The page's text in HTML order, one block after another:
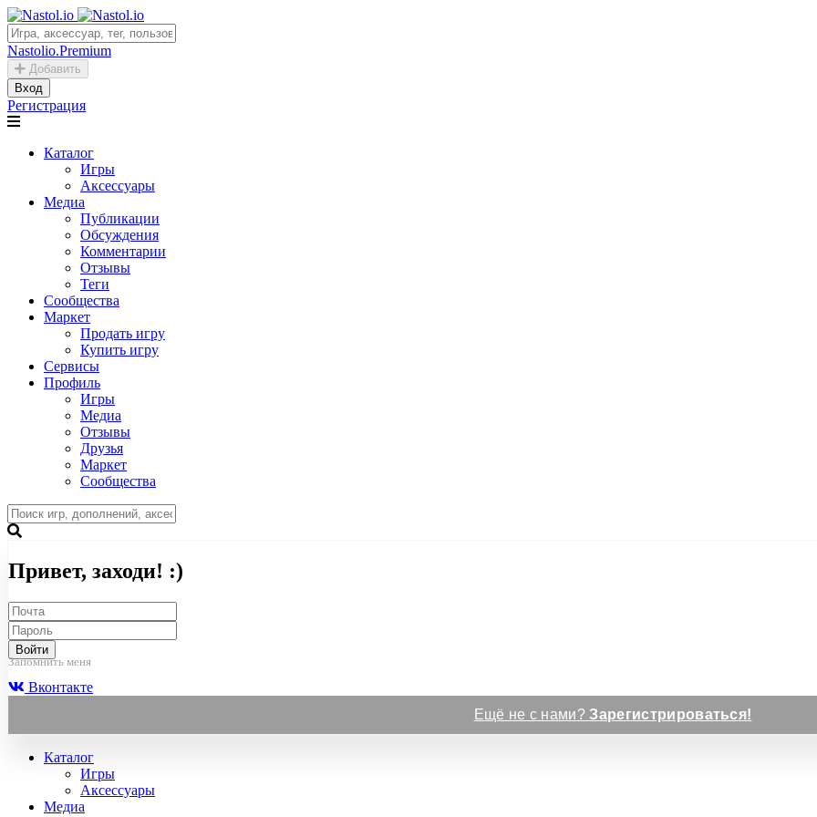
Nastolio.Premium
Добавить
Вход
Регистрация
Каталог
Игры
Аксессуары
Медиа
Публикации
Обсуждения
Комментарии
Отзывы
Теги
Сообщества
Маркет
Продать игру
Купить игру
Сервисы
Профиль
Игры
Медиа
Отзывы
Друзья
Маркет
Сообщества
Привет, заходи! :)
Войти
Запомнить меня
Вконтакте
Ещё не с нами?Зарегистрироваться!
Каталог
Игры
Аксессуары
Медиа